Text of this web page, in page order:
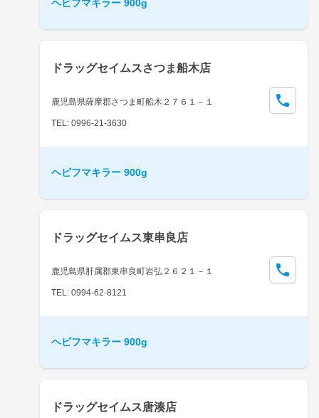
ヘビフマキラー 900g
ドラッグセイムスさつま船木店
鹿児島県薩摩郡さつま町船木２７６１－１
TEL: 0996-21-3630
ヘビフマキラー 900g
ドラッグセイムス東串良店
鹿児島県肝属郡東串良町岩弘２６２１－１
TEL: 0994-62-8121
ヘビフマキラー 900g
ドラッグセイムス唐湊店